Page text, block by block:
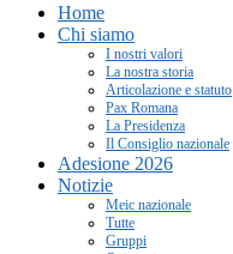
Home
Chi siamo
I nostri valori
La nostra storia
Articolazione e statuto
Pax Romana
La Presidenza
Il Consiglio nazionale
Adesione 2026
Notizie
Meic nazionale
Tutte
Gruppi